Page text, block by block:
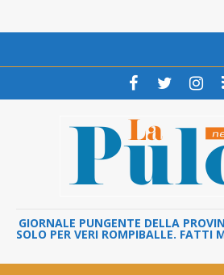
GIORNALE PUNGENTE DELLA
SOLO PER VERI ROMPIBALLE. FATTI